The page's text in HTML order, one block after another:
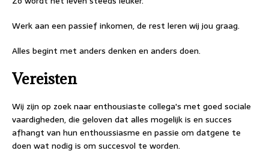
Werk aan een passief inkomen, de rest leren wij jou graag.
Alles begint met anders denken en anders doen.
Vereisten
Wij zijn op zoek naar enthousiaste collega's met goed sociale
vaardigheden, die geloven dat alles mogelijk is en succes
afhangt van hun enthoussiasme en passie om datgene te
doen wat nodig is om succesvol te worden.